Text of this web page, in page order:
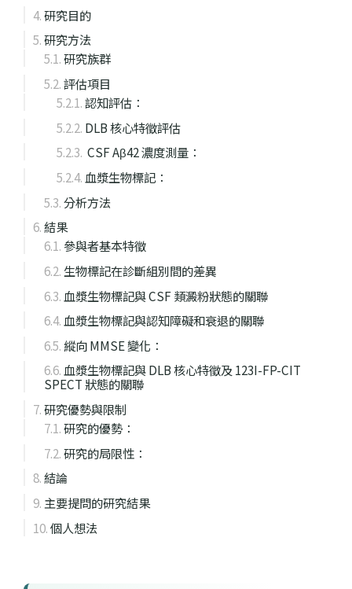
研究目的
研究方法
研究族群
評估項目
認知評估：
DLB 核心特徵評估
CSF Aβ42 濃度測量：
血漿生物標記：
分析方法
結果
參與者基本特徵
生物標記在診斷組別間的差異
血漿生物標記與 CSF 類澱粉狀態的關聯
血漿生物標記與認知障礙和衰退的關聯
縱向 MMSE 變化：
血漿生物標記與 DLB 核心特徵及 123I-FP-CIT
SPECT 狀態的關聯
研究優勢與限制
研究的優勢：
研究的局限性：
結論
主要提問的研究結果
個人想法